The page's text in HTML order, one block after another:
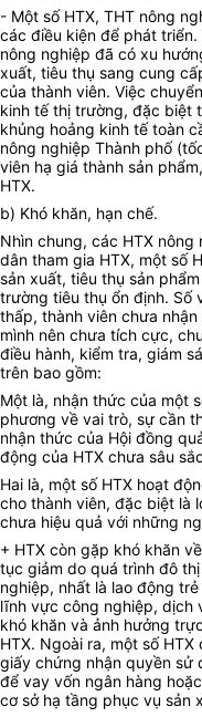
- Một số HTX, THT nông
các điều kiện để phát
nông nghiệp đã có xu
xuất, tiêu thụ sang cung
của thành viên. Việc
kinh tế thị trường, đặc biệt
khủng hoảng kinh tế toàn
nông nghiệp Thành phố
viên hạ giá thành sản
HTX.
b) Khó khăn, hạn chế.
Nhìn chung, các HTX
dân tham gia HTX, một số
sản xuất, tiêu thụ sản
trường tiêu thụ ổn định. Số
thấp, thành viên chưa
mình nên chưa tích cực,
điều hành, kiểm tra, giám
trên bao gồm:
Một là, nhận thức của một
phương về vai trò, sự cần
nhận thức của Hội đồng
động của HTX chưa sâu
Hai là, một số HTX hoạt
cho thành viên, đặc biệt là
chưa hiệu quả với những
+ HTX còn gặp khó khăn
tục giảm do quá trình đô
nghiệp, nhất là lao động
lĩnh vực công nghiệp, dịch
khó khăn và ảnh hưởng
HTX. Ngoài ra, một số
giấy chứng nhận quyền sử
để vay vốn ngân hàng
cơ sở hạ tầng phục vụ sản